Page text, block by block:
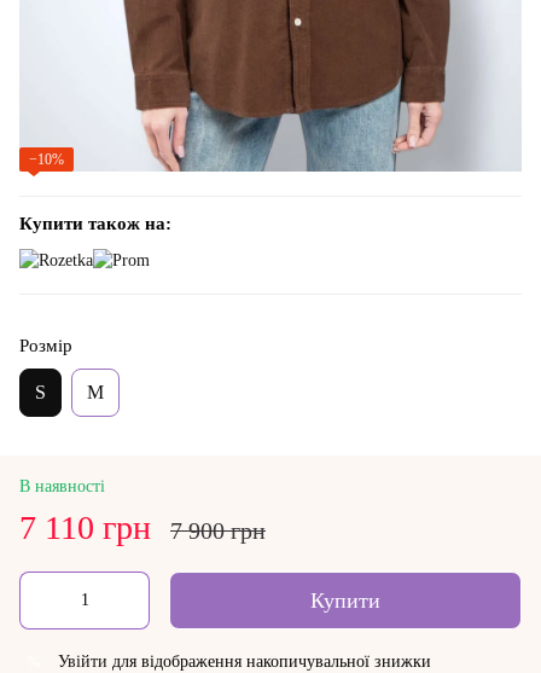
−10%
Купити також на:
Розмір
S M
В наявності
7 110 грн 7 900 грн
Купити
Увійти для відображення накопичувальної знижки